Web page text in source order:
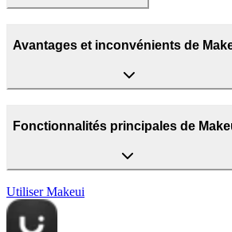
Avantages et inconvénients de
Fonctionnalités principales de
Utiliser Makeui